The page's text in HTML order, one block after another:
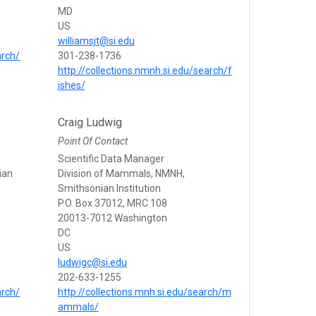
MD
US
williamsjt@si.edu
301-238-1736
http://collections.nmnh.si.edu/search/f
ishes/
Craig Ludwig
Point Of Contact
Scientific Data Manager
Division of Mammals, NMNH,
Smithsonian Institution
P.O. Box 37012, MRC 108
20013-7012 Washington
DC
US
ludwigc@si.edu
202-633-1255
http://collections.mnh.si.edu/search/m
ammals/